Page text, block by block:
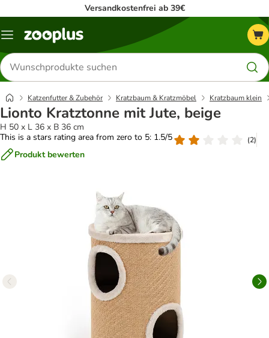
Versandkostenfrei ab 39€
Menü
Produkte
suchen
Katzenfutter & Zubehör Kratzbaum & Kratzmöbel Kratzbaum klein
Lionto Kratztonne mit Jute, beige
H 50 x L 36 x B 36 cm
This is a stars rating area from zero to 5: 1.5/5
(2)
Produkt bewerten